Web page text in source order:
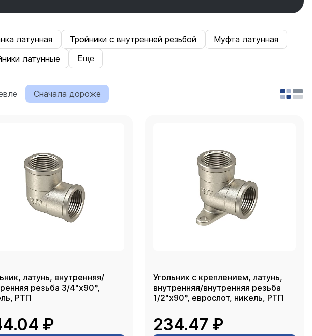
латунная Тройники с внутренней резьбой
Муфта латунная
латунные Еще
Сначала дороже
латунь, внутренняя/
резьба 3/4"х90°,
РТП
₽
Угольник с креплением, латунь,
внутренняя/внутренняя резьба
1/2"х90°, еврослот, никель, РТП
234.47 ₽